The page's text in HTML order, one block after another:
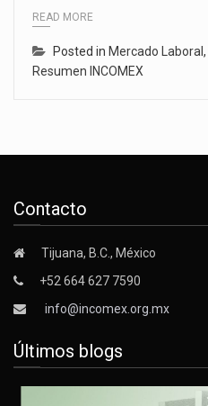
READ MORE
Posted in Mercado Laboral,
Resumen INCOMEX
Contacto
Tijuana, B.C., México
+52 664 627 7590
info@incomex.org.mx
Últimos blogs